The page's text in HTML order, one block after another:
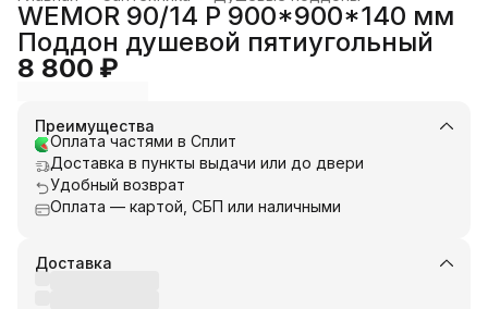
WEMOR 90/14 P 900*900*140 мм
Поддон душевой пятиугольный
8 800 ₽
Преимущества
Оплата частями в Сплит
Доставка в пункты выдачи или до двери
Удобный возврат
Оплата — картой, СБП или наличными
Доставка